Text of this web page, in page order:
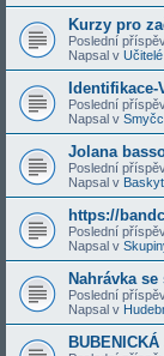
Kurzy pro
Poslední
Napsal v Učitelé
Identifikace-
Poslední
Napsal v
Jolana
Poslední
Napsal v
https://
Poslední
Napsal v
Nahrávka
Poslední
Napsal v